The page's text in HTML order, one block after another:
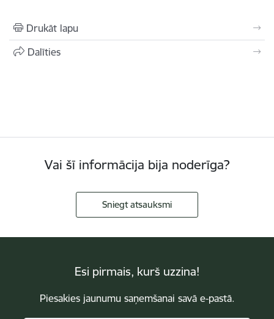
Drukāt lapu
Dalīties
Vai šī informācija bija noderīga?
Sniegt atsauksmi
Esi pirmais, kurš uzzina!
Piesakies jaunumu saņemšanai savā e-pastā.